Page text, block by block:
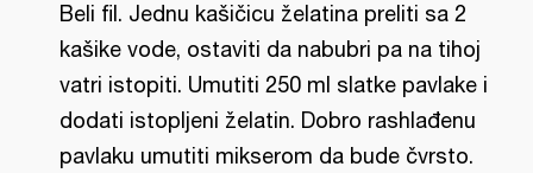
Beli fil. Jednu kašičicu želatina preliti sa 2
kašike vode, ostaviti da nabubri pa na tihoj
vatri istopiti. Umutiti 250 ml slatke pavlake i
dodati istopljeni želatin. Dobro rashlađenu
pavlaku umutiti mikserom da bude čvrsto.